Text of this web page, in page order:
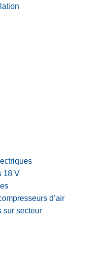
18 V
d’air
sur secteur